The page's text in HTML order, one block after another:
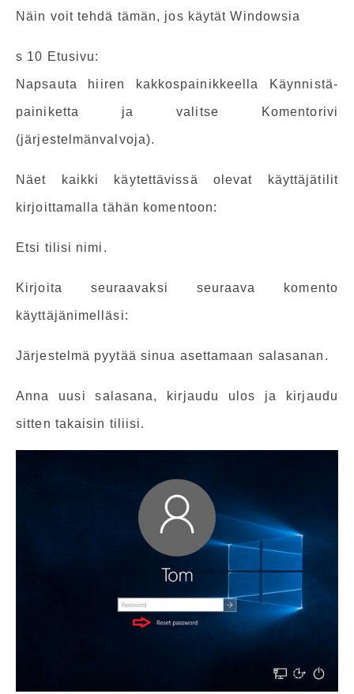
Näin voit tehdä tämän, jos käytät Windowsia
s 10 Etusivu:
Napsauta hiiren kakkospainikkeella Käynnistä-
painiketta ja valitse Komentorivi
(järjestelmänvalvoja).
Näet kaikki käytettävissä olevat käyttäjätilit
kirjoittamalla tähän komentoon:
Etsi tilisi nimi.
Kirjoita seuraavaksi seuraava komento
käyttäjänimelläsi:
Järjestelmä pyytää sinua asettamaan salasanan.
Anna uusi salasana, kirjaudu ulos ja kirjaudu
sitten takaisin tiliisi.